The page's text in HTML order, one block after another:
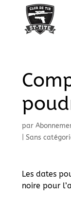
par
Sans
Les dates
noire pour